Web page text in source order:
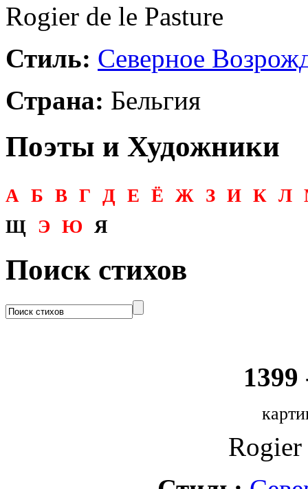
Rogier de le Pasture
Стиль: Северное
Страна: Бельгия
Поэты и Художники
А Б В Г Д Е Ё Ж З И К Л
Щ
Э Ю Я
Поиск стихов
1399
Rogier